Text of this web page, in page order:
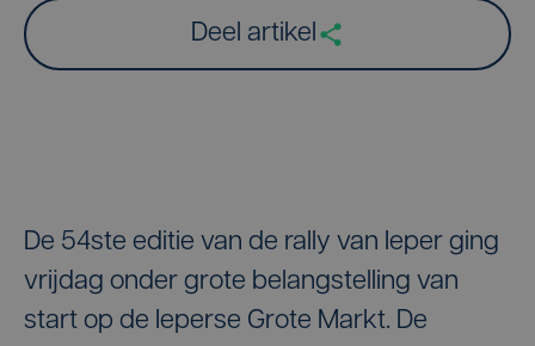
Deel artikel
De 54ste editie van de rally van Ieper ging
vrijdag onder grote belangstelling van
start op de Ieperse Grote Markt. De